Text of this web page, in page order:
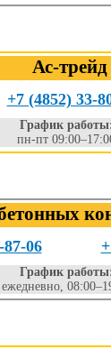
Ас-трейд
+7 (4852) 33-
График
пн-пт
87-06
График
ежедневно,